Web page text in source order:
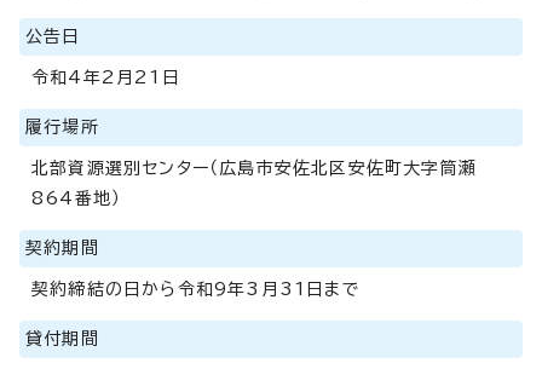
公告日
令和4年2月21日
履行場所
北部資源選別センター（広島市安佐北区安佐町大字筒瀬
864番地）
契約期間
契約締結の日から令和9年3月31日まで
貸付期間